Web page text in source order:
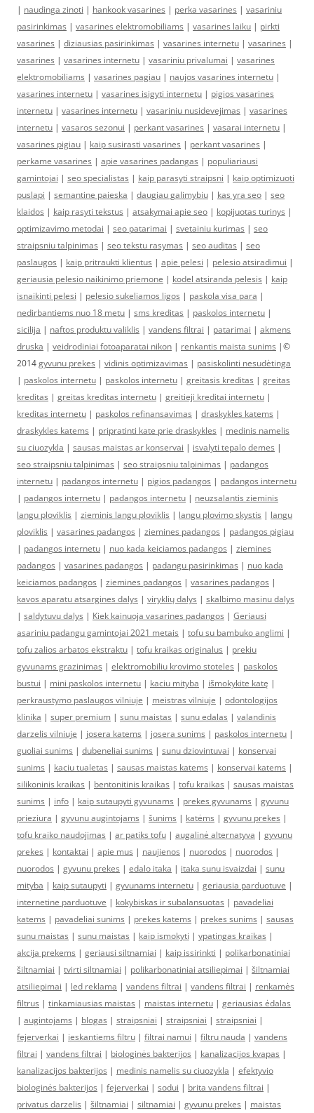
| naudinga zinoti | hankook vasarines | perka vasarines | vasariniu
pasirinkimas | vasarines elektromobiliams | vasarines laiku | pirkti
vasarines | diziausias pasirinkimas | vasarines internetu | vasarines |
vasarines | vasarines internetu | vasariniu privalumai | vasarines
elektromobiliams | vasarines pagiau | naujos vasarines internetu |
vasarines internetu | vasarines isigyti internetu | pigios vasarines
internetu | vasarines internetu | vasariniu nusidevejimas | vasarines
internetu | vasaros sezonui | perkant vasarines | vasarai internetu |
vasarines pigiau | kaip susirasti vasarines | perkant vasarines |
perkame vasarines | apie vasarines padangas | populiariausi
gamintojai | seo specialistas | kaip parasyti straipsni | kaip optimizuoti
puslapi | semantine paieska | daugiau galimybiu | kas yra seo | seo
klaidos | kaip rasyti tekstus | atsakymai apie seo | kopijuotas turinys |
optimizavimo metodai | seo patarimai | svetainiu kurimas | seo
straipsniu talpinimas | seo tekstu rasymas | seo auditas | seo
paslaugos | kaip pritraukti klientus | apie pelesi | pelesio atsiradimui |
geriausia pelesio naikinimo priemone | kodel atsiranda pelesis | kaip
isnaikinti pelesi | pelesio sukeliamos ligos | paskola visa para |
nedirbantiems nuo 18 metu | sms kreditas | paskolos internetu |
sicilija | naftos produktu valiklis | vandens filtrai | patarimai | akmens
druska | veidrodiniai fotoaparatai nikon | renkantis maista sunims |©
2014gyvunu prekes | vidinis optimizavimas | pasiskolinti nesudėtinga
| paskolos internetu | paskolos internetu | greitasis kreditas | greitas
kreditas | greitas kreditas internetu | greitieji kreditai internetu |
kreditas internetu | paskolos refinansavimas | draskykles katems |
draskykles katems | pripratinti kate prie draskykles | medinis namelis
su ciuozykla | sausas maistas ar konservai | isvalyti tepalo demes |
seo straipsniu talpinimas | seo straipsniu talpinimas | padangos
internetu | padangos internetu | pigios padangos | padangos internetu
| padangos internetu | padangos internetu | neuzsalantis zieminis
langu ploviklis | zieminis langu ploviklis | langu plovimo skystis | langu
ploviklis | vasarines padangos | ziemines padangos | padangos pigiau
| padangos internetu | nuo kada keiciamos padangos | ziemines
padangos | vasarines padangos | padangu pasirinkimas | nuo kada
keiciamos padangos | ziemines padangos | vasarines padangos |
kavos aparatu atsargines dalys | viryklių dalys | skalbimo masinu dalys
| saldytuvu dalys | Kiek kainuoja vasarines padangos | Geriausi
asariniu padangu gamintojai 2021 metais | tofu su bambuko anglimi |
tofu zalios arbatos ekstraktu | tofu kraikas originalus | prekiu
gyvunams grazinimas | elektromobiliu krovimo stoteles | paskolos
bustui | mini paskolos internetu | kaciu mityba | išmokykite katę |
perkraustymo paslaugos vilniuje | meistras vilniuje | odontologijos
klinika | super premium | sunu maistas | sunu edalas | valandinis
darzelis vilniuje | josera katems | josera sunims | paskolos internetu |
guoliai sunims | dubeneliai sunims | sunu dziovintuvai | konservai
sunims | kaciu tualetas | sausas maistas katems | konservai katems |
silikoninis kraikas | bentonitinis kraikas | tofu kraikas | sausas maistas
sunims | info | kaip sutaupyti gyvunams | prekes gyvunams | gyvunu
prieziura | gyvunu augintojams | šunims | katėms | gyvunu prekes |
tofu kraiko naudojimas | ar patiks tofu | augalinė alternatyva | gyvunu
prekes | kontaktai | apie mus | naujienos | nuorodos | nuorodos |
nuorodos | gyvunu prekes | edalo itaka | itaka sunu isvaizdai | sunu
mityba | kaip sutaupyti | gyvunams internetu | geriausia parduotuve |
internetine parduotuve | kokybiskas ir subalansuotas | pavadeliai
katems | pavadeliai sunims | prekes katems | prekes sunims | sausas
sunu maistas | sunu maistas | kaip ismokyti | ypatingas kraikas |
akcija prekems | geriausi siltnamiai | kaip issirinkti | polikarbonatiniai
šiltnamiai | tvirti siltnamiai | polikarbonatiniai atsiliepimai | šiltnamiai
atsiliepimai | led reklama | vandens filtrai | vandens filtrai | renkamės
filtrus | tinkamiausias maistas | maistas internetu | geriausias ėdalas
| augintojams | blogas | straipsniai | straipsniai | straipsniai |
fejerverkai | ieskantiems filtru | filtrai namui | filtru nauda | vandens
filtrai | vandens filtrai | biologinės bakterijos | kanalizacijos kvapas |
kanalizacijos bakterijos | medinis namelis su ciuozykla | efektyvio
biologinės bakterijos | fejerverkai | sodui | brita vandens filtrai |
privatus darzelis | šiltnamiai | siltnamiai | gyvunu prekes | maistas